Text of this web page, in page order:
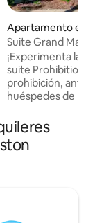
4.99 de
Apartamento en
Suite Grand
Apartment
¡Experimenta la
suite Prohibition
prohibición,
huéspedes de
Manor, construida
verdadera
Servicios de lujo mezclados con la gracia